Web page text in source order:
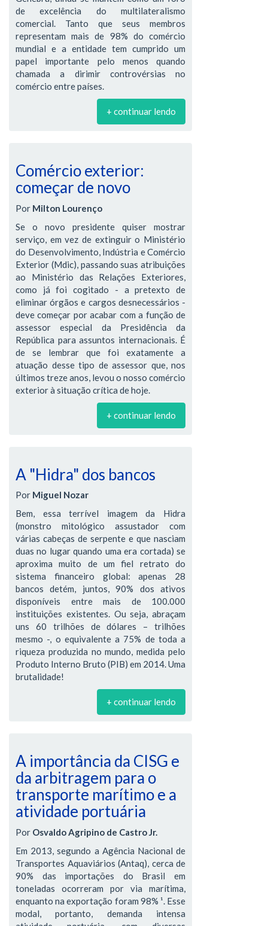
de excelência do multilateralismo
comercial. Tanto que seus membros
representam mais de 98% do comércio
mundial e a entidade tem cumprido um
papel importante pelo menos quando
chamada a dirimir controvérsias no
comércio entre países.
+ continuar lendo
Comércio exterior:
começar de novo
Por Milton Lourenço
Se o novo presidente quiser mostrar
serviço, em vez de extinguir o Ministério
do Desenvolvimento, Indústria e Comércio
Exterior (Mdic), passando suas atribuições
ao Ministério das Relações Exteriores,
como já foi cogitado - a pretexto de
eliminar órgãos e cargos desnecessários -
deve começar por acabar com a função de
assessor especial da Presidência da
República para assuntos internacionais. É
de se lembrar que foi exatamente a
atuação desse tipo de assessor que, nos
últimos treze anos, levou o nosso comércio
exterior à situação crítica de hoje.
+ continuar lendo
A "Hidra" dos bancos
Por Miguel Nozar
Bem, essa terrível imagem da Hidra
(monstro mitológico assustador com
várias cabeças de serpente e que nasciam
duas no lugar quando uma era cortada) se
aproxima muito de um fiel retrato do
sistema financeiro global: apenas 28
bancos detém, juntos, 90% dos ativos
disponíveis entre mais de 100.000
instituições existentes. Ou seja, abraçam
uns 60 trilhões de dólares – trilhões
mesmo -, o equivalente a 75% de toda a
riqueza produzida no mundo, medida pelo
Produto Interno Bruto (PIB) em 2014. Uma
brutalidade!
+ continuar lendo
A importância da CISG e
da arbitragem para o
transporte marítimo e a
atividade portuária
Por Osvaldo Agripino de Castro Jr.
Em 2013, segundo a Agência Nacional de
Transportes Aquaviários (Antaq), cerca de
90% das importações do Brasil em
toneladas ocorreram por via marítima,
enquanto na exportação foram 98% ¹. Esse
modal, portanto, demanda intensa